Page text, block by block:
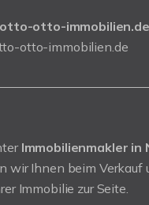
otto-immobilien.de
otto-immobilien.de
Immobilienmakler in
wir Ihnen beim Verkauf
Immobilie zur Seite.